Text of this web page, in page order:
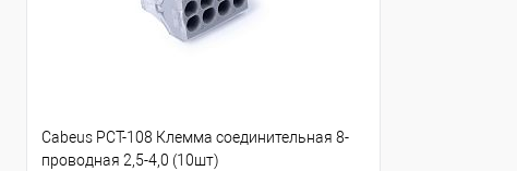
Cabeus PCT-108 Клемма соединительная 8-
проводная 2,5-4,0 (10шт)